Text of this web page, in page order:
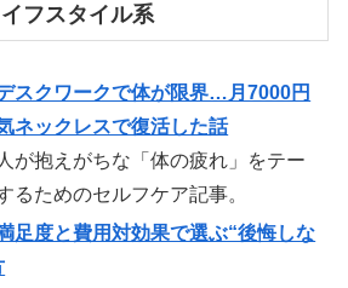
フスタイル系
スクワークで体が限界…月7000円
ネックレスで復活した話
が抱えがちな「体の疲れ」をテー
るためのセルフケア記事。
足度と費用対効果で選ぶ“後悔しな